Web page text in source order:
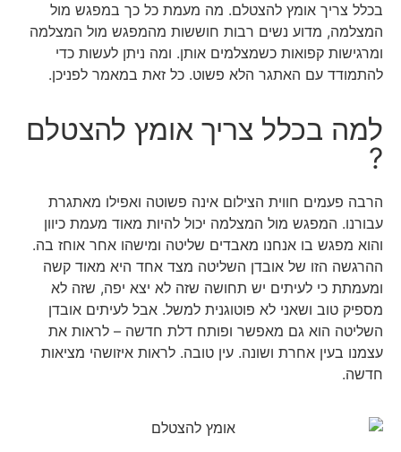
בכלל צריך אומץ להצטלם. מה מעמת כל כך במפגש מול
המצלמה, מדוע נשים רבות חוששות מהמפגש מול המצלמה
ומרגישות קפואות כשמצלמים אותן. ומה ניתן לעשות כדי
להתמודד עם האתגר הלא פשוט. כל זאת במאמר לפניכן.
למה בכלל צריך אומץ להצטלם
?
הרבה פעמים חווית הצילום אינה פשוטה ואפילו מאתגרת
עבורנו. המפגש מול המצלמה יכול להיות מאוד מעמת כיוון
והוא מפגש בו אנחנו מאבדים שליטה ומישהו אחר אוחז בה.
ההרגשה הזו של אובדן השליטה מצד אחד היא מאוד קשה
ומעמתת כי לעיתים יש תחושה שזה לא יצא יפה, שזה לא
מספיק טוב ושאני לא פוטוגנית למשל. אבל לעיתים אובדן
השליטה הוא גם מאפשר ופותח דלת חדשה – לראות את
עצמנו בעין אחרת ושונה. עין טובה. לראות איזושהי מציאות
חדשה.